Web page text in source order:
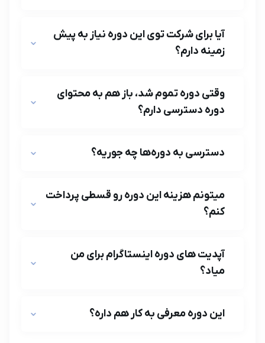
آیا برای شرکت توی این دوره نیاز به پیش
زمینه دارم؟
وقتی دوره تموم شد، باز هم به محتوای
دوره دسترسی دارم؟
دسترسی به دوره‌ها چه جوریه؟
میتونم هزینه این دوره رو قسطی پرداخت
کنم؟
آپدیت‌ های دوره اینستاگرام برای من
میاد؟
این دوره معرفی به کار هم داره؟